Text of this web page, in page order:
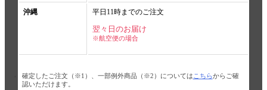
沖縄 平日11時までのご注文
翌々日のお届け
※航空便の場合
確定したご注文（※1）、一部例外商品（※2）については こちらからご確
認いただけます。